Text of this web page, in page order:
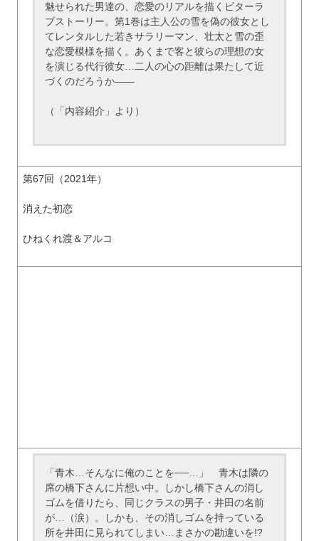
魅せられた男達の、恋愛のリアルを描くビターラ
ブストーリー。第1巻は主人公の雪を偽の彼女とし
てレンタルした若きサラリーマン、壮太と雪の歪
な恋愛模様を描く。あくまで客と彼らの理想の女
を演じる代行彼女…二人の心の距離は果たして近
づくのだろうか――
（「内容紹介」より）
第67回（2021年）
消えた初恋
ひねくれ渡＆アルコ
「青木…そんなに俺のことを──…」 青木は隣の
席の橋下さんに片想い中。しかし橋下さんの消し
ゴムを借りたら、同じクラスの男子・井田の名前
が…（涙）。しかも、その消しゴムを持っている
所を井田に見られてしまい…まさかの勘違いを!?